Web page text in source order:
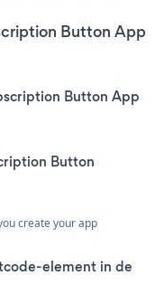
Button App
Button App
Button
create your app
element in de